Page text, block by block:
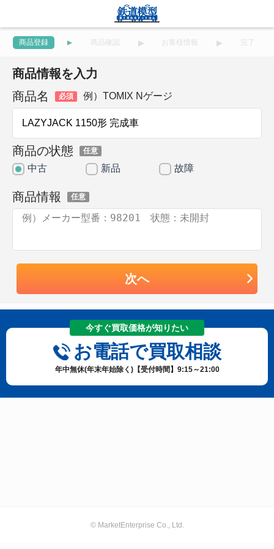
商品登録 商品確認 お客様情報 完了
商品情報を入力
商品名
必須 例）TOMIX Nゲージ
商品の状態 任意
中古 新品 故障
商品情報 任意
次へ
今すぐ買取価格が知りたい
お電話で買取相談
年中無休(年末年始除く)【受付時間】9:15～21:00
© MarketEnterprise Co., Ltd.